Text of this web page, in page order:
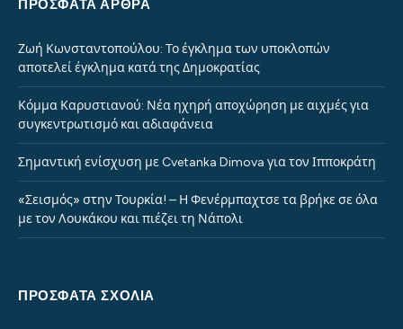
ΠΡΌΣΦΑΤΑ ΆΡΘΡΑ
Ζωή Κωνσταντοπούλου: Το έγκλημα των υποκλοπών
αποτελεί έγκλημα κατά της Δημοκρατίας
Κόμμα Καρυστιανού: Νέα ηχηρή αποχώρηση με αιχμές για
συγκεντρωτισμό και αδιαφάνεια
Σημαντική ενίσχυση με Cvetanka Dimova για τον Ιπποκράτη
«Σεισμός» στην Τουρκία! – Η Φενέρμπαχτσε τα βρήκε σε όλα
με τον Λουκάκου και πιέζει τη Νάπολι
ΠΡΌΣΦΑΤΑ ΣΧΌΛΙΑ